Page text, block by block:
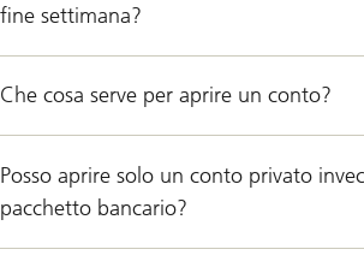
fine settimana?
Che cosa serve per aprire un conto?
Posso aprire solo un conto privato
pacchetto bancario?